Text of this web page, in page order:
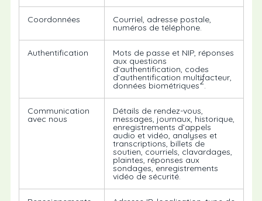
Coordonnées Courriel, adresse postale,
numéros de téléphone.
Authentification Mots de passe et NIP, réponses
aux questions
d’authentification, codes
d’authentification multifacteur,
données biométriques2.
Communication
avec nous
Détails de rendez-vous,
messages, journaux, historique,
enregistrements d’appels
audio et vidéo, analyses et
transcriptions, billets de
soutien, courriels, clavardages,
plaintes, réponses aux
sondages, enregistrements
vidéo de sécurité.